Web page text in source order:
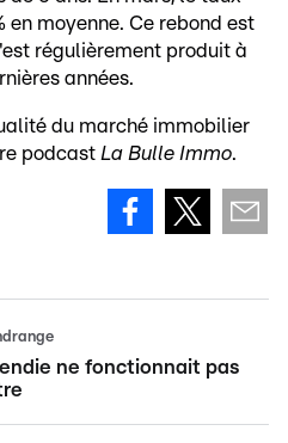
moyenne. Ce rebond est
régulièrement produit à
années.
du marché immobilier
podcast La Bulle Immo.
ne fonctionnait pas